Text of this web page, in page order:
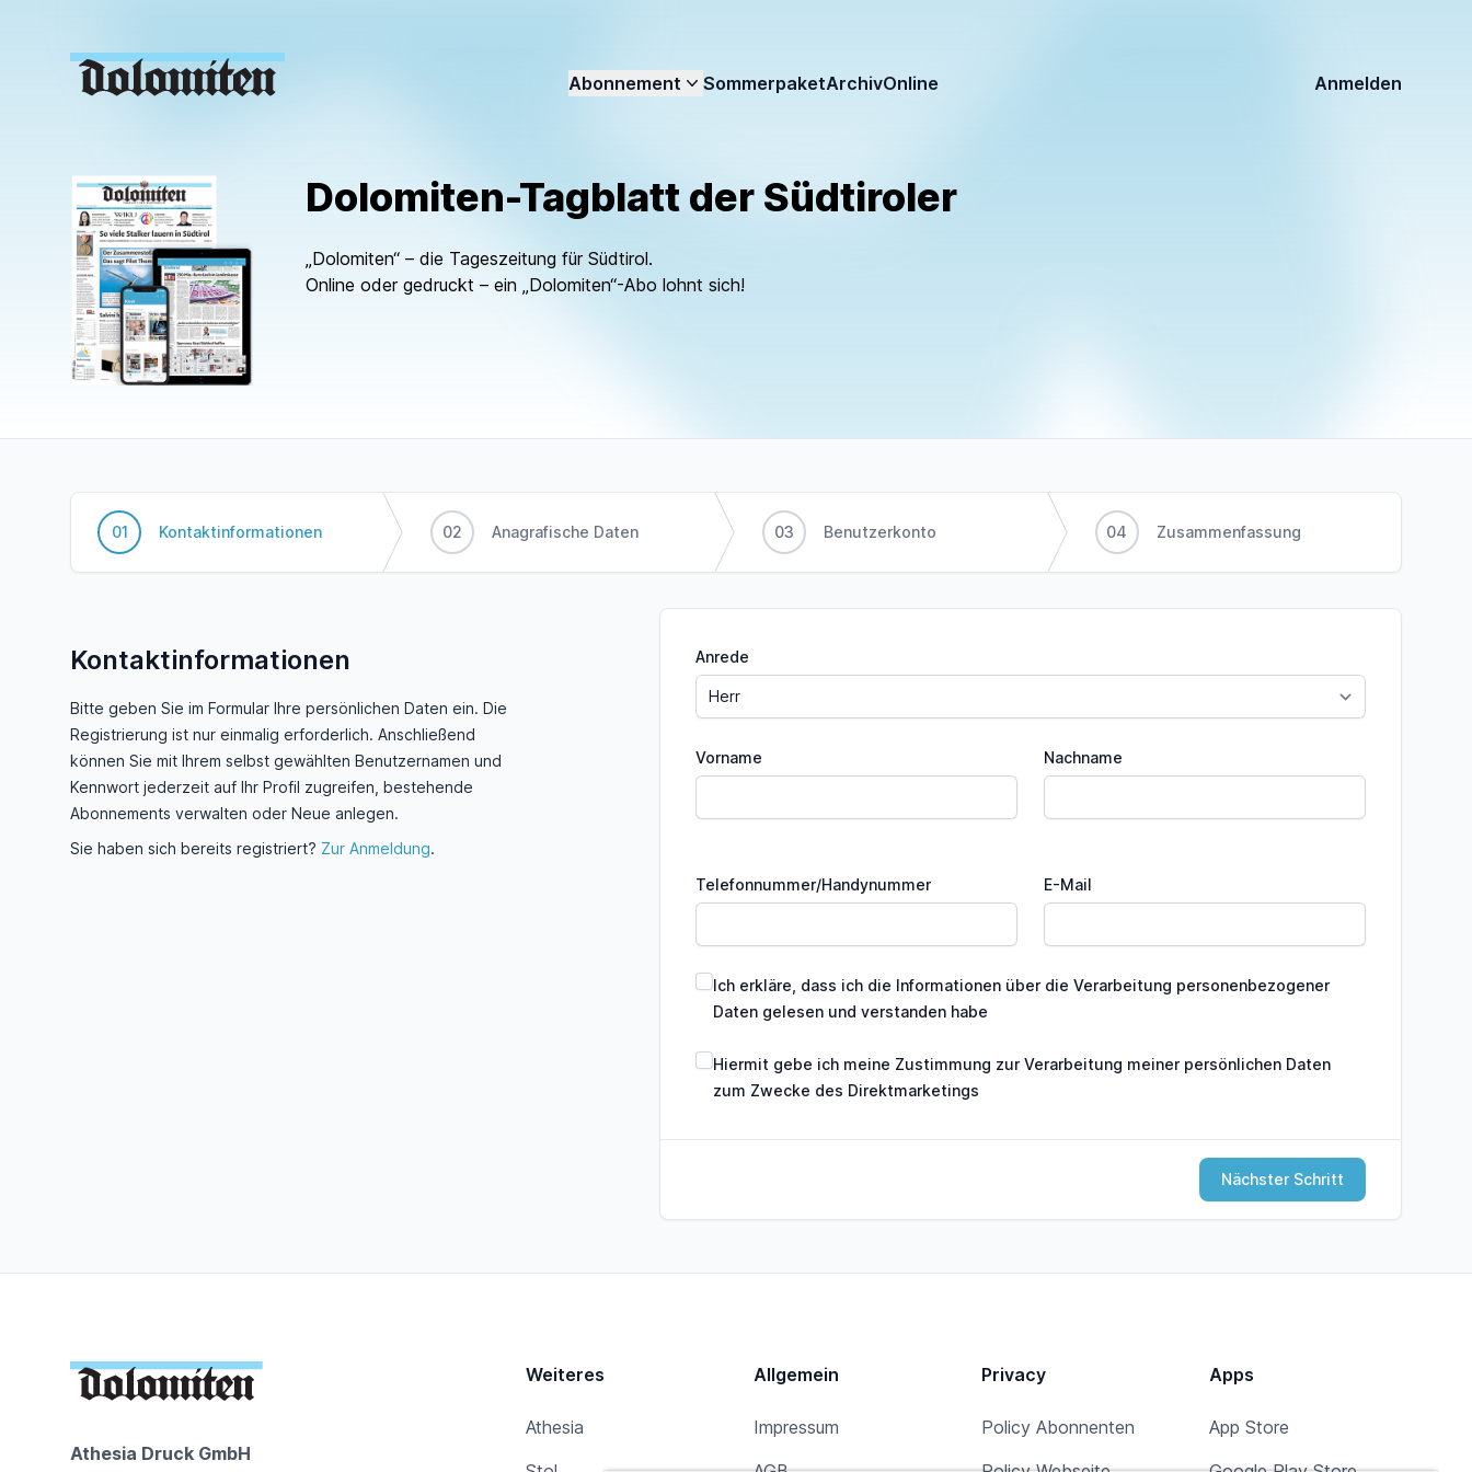
Abonnement SommerpaketArchiv
Dolomiten
Online Anmelden
Dolomiten-Tagblatt der Südtiroler
„Dolomiten“ – die Tageszeitung für Südtirol.
Online oder gedruckt – ein „Dolomiten“-Abo lohnt sich!
01 Kontaktinformationen 02 Anagrafische Daten 03 Benutzerkonto 04 Zusammenfassung
Kontaktinformationen
Bitte geben Sie im Formular Ihre persönlichen Daten ein. Die
Registrierung ist nur einmalig erforderlich. Anschließend
können Sie mit Ihrem selbst gewählten Benutzernamen und
Kennwort jederzeit auf Ihr Profil zugreifen, bestehende
Abonnements verwalten oder Neue anlegen.
Sie haben sich bereits registriert? Zur Anmeldung.
Anrede
Vorname Nachname
Telefonnummer/Handynummer E-Mail
Ich erkläre, dass ich die Informationen über die Verarbeitung personenbezogener
Datengelesen und verstanden habe
Hiermit gebe ich meine Zustimmung zur Verarbeitung meiner persönlichen Daten
zum Zwecke des Direktmarketings
Athesia Druck GmbH
Weiteres
Athesia
Allgemein
Impressum
Privacy
Policy Abonnenten
Apps
App Store